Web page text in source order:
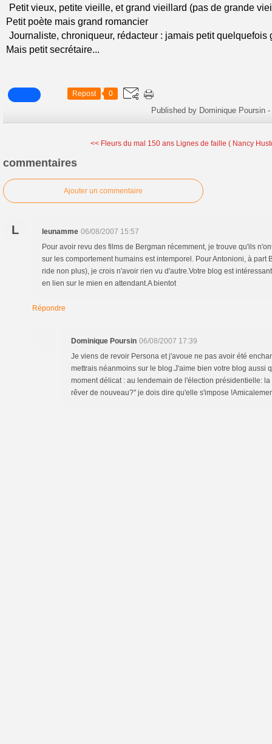
Petit vieux, petite vieille, et grand vieillard (pas de grande
Petit poète mais grand romancier
Journaliste, chroniqueur, rédacteur : jamais petit quelquefois
Mais petit secrétaire...
Repost 0
Published by Dominique Poursin -
<< Fleurs du mal 150 ans Lignes de faille ( Nancy
commentaires
Ajouter un commentaire
L leunamme 06/08/2007 15:57
Pour avoir revu des films de Bergman récemment, je trouve qu'ils
sur les comportement humains est intemporel. Pour Antonioni, à part
ride non plus), je crois n'avoir rien vu d'autre.Votre blog est
en lien sur le mien en attendant.A bientot
Répondre
Dominique Poursin 06/08/2007 17:39
Je viens de revoir Persona et j'avoue ne pas avoir été
mettrais néanmoins sur le blog.J'aime bien votre blog aussi
moment délicat : au lendemain de l'élection présidentielle:
rêver de nouveau?" je dois dire qu'elle s'impose